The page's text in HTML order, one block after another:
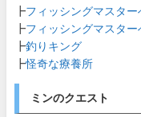
┣フィッシングマスター
┣フィッシングマスター
┣釣りキング
┣怪奇な療養所
ミンのクエスト